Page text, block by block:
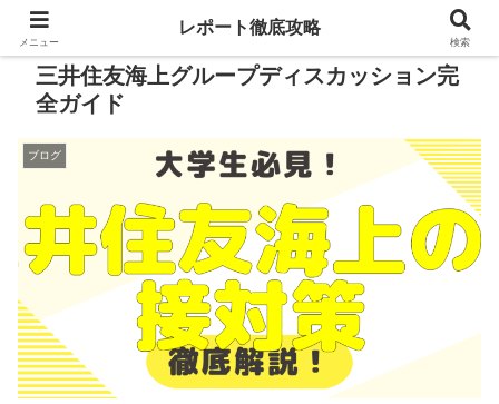
三井住友海上グループディスカッション完
全ガイド
ブログ
メニュー
レポート徹底攻略
検索